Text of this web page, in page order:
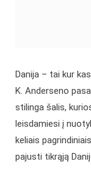
Danija – tai kur
K. Anderseno
stilinga šalis,
leisdamiesi į
keliais
pajusti tikrąją